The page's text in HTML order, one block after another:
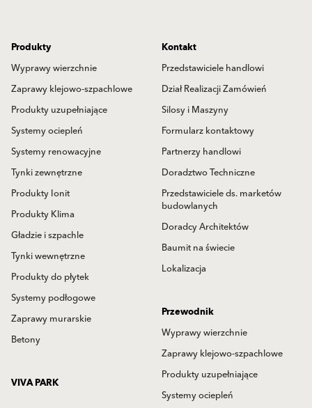
Produkty
Wyprawy wierzchnie
Zaprawy klejowo-szpachlowe
Produkty uzupełniające
Systemy ociepleń
Systemy renowacyjne
Tynki zewnętrzne
Produkty Ionit
Produkty Klima
Gładzie i szpachle
Tynki wewnętrzne
Produkty do płytek
Systemy podłogowe
Zaprawy murarskie
Betony
Kontakt
Przedstawiciele handlowi
Dział Realizacji Zamówień
Silosy i Maszyny
Formularz kontaktowy
Partnerzy handlowi
Doradztwo Techniczne
Przedstawiciele ds. marketów
budowlanych
Doradcy Architektów
Baumit na świecie
Lokalizacja
Przewodnik
Wyprawy wierzchnie
Zaprawy klejowo-szpachlowe
Produkty uzupełniające
Systemy ociepleń
VIVA PARK